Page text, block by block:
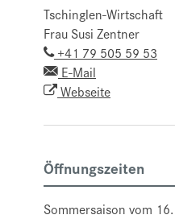
Tschinglen-Wirtschaft
Frau Susi Zentner
+41 79 505 59 53
E-Mail
Webseite
Öffnungszeiten
Sommersaison vom